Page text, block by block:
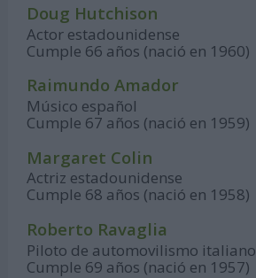
Doug Hutchison
Actor estadounidense
Cumple 66 años (nació en 1960)
Raimundo Amador
Músico español
Cumple 67 años (nació en 1959)
Margaret Colin
Actriz estadounidense
Cumple 68 años (nació en 1958)
Roberto Ravaglia
Piloto de automovilismo italiano
Cumple 69 años (nació en 1957)